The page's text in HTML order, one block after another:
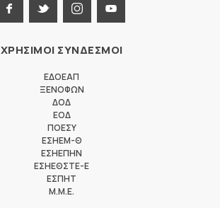
ΧΡΗΣΙΜΟΙ ΣΥΝΔΕΣΜΟΙ
ΕΔΟΕΑΠ
ΞΕΝΟΦΩΝ
ΔΟΔ
ΕΟΔ
ΠΟΕΣΥ
ΕΣΗΕΜ-Θ
ΕΣΗΕΠΗΝ
ΕΣΗΕΘΣΤΕ-Ε
ΕΣΠΗΤ
M.M.E.